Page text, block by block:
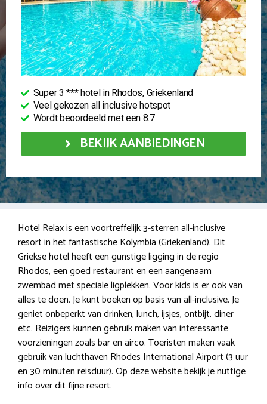
Super 3 *** hotel in Rhodos, Griekenland
Veel gekozen all inclusive hotspot
Wordt beoordeeld met een 8.7
BEKIJK AANBIEDINGEN
Hotel Relax is een voortreffelijk 3-sterren all-inclusive
resort in het fantastische Kolymbia (Griekenland). Dit
Griekse hotel heeft een gunstige ligging in de regio
Rhodos, een goed restaurant en een aangenaam
zwembad met speciale ligplekken. Voor kids is er ook van
alles te doen. Je kunt boeken op basis van all-inclusive. Je
geniet onbeperkt van drinken, lunch, ijsjes, ontbijt, diner
etc. Reizigers kunnen gebruik maken van interessante
voorzieningen zoals bar en airco. Toeristen maken vaak
gebruik van luchthaven Rhodes International Airport (3 uur
en 30 minuten reisduur). Op deze website bekijk je nuttige
info over dit fijne resort.